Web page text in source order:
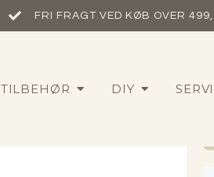
FRI FRAGT VED KØB OVER
TILBEHØR DIY